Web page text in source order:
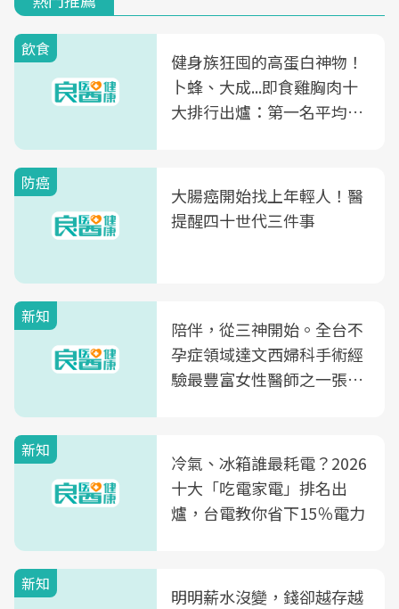
飲食
健身族狂囤的高蛋白神物！
卜蜂、大成...即食雞胸肉十
大排行出爐：第一名平均一
防癌
大腸癌開始找上年輕人！醫
提醒四十世代三件事
新知
陪伴，從三神開始。全台不
孕症領域達文西婦科手術經
驗最豐富女性醫師之一張永
光田醫院建構360度女性健
康照護生態圈
新知
冷氣、冰箱誰最耗電？2026
十大「吃電家電」排名出
爐，台電教你省下15％電力
新知
明明薪水沒變，錢卻越存越